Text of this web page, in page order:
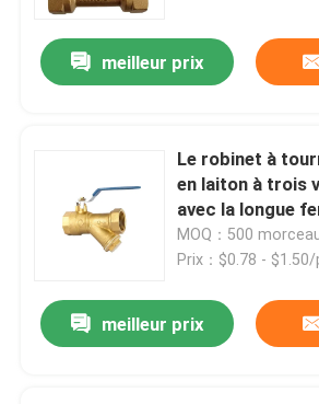
meilleur prix
Le robinet à
en laiton à trois
avec la longue
poignée a fileté
MOQ：500
Prix：$0.78 -
meilleur prix